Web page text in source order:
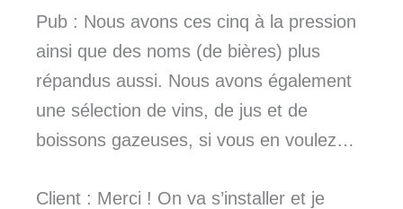
Pub : Nous avons ces cinq à la pression
ainsi que des noms (de bières) plus
répandus aussi. Nous avons également
une sélection de vins, de jus et de
boissons gazeuses, si vous en voulez…
Client : Merci ! On va s’installer et je